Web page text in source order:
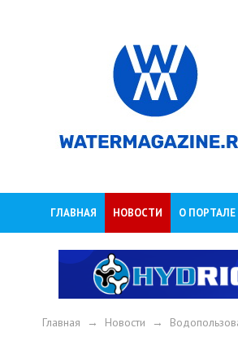
ГЛАВНАЯ НОВОСТИ О ПОРТАЛЕ
Главная → Новости →